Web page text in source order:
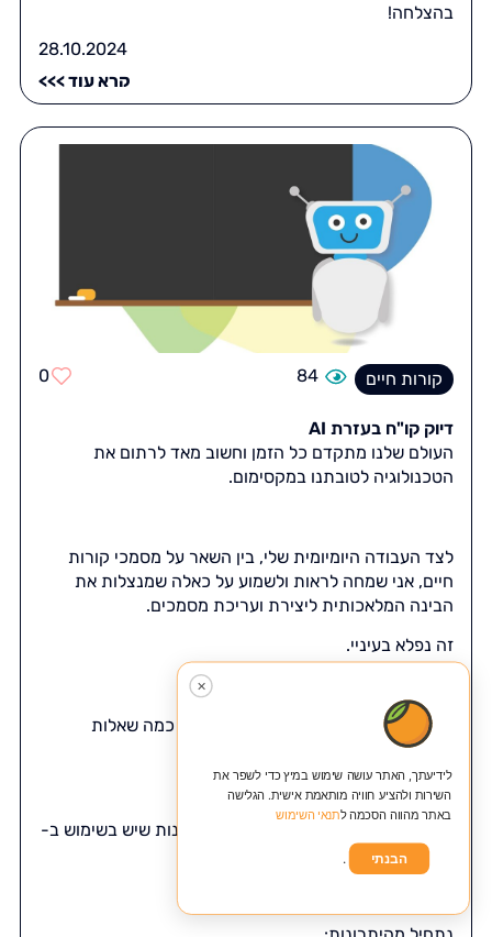
בהצלחה!
28.10.2024
קרא עוד >>>
קורות חיים 84
0
דיוק קו"ח בעזרת AI
העולם שלנו מתקדם כל הזמן וחשוב מאד לרתום את
הטכנולוגיה לטובתנו במקסימום.
לצד העבודה היומיומית שלי, בין השאר על מסמכי קורות
חיים, אני שמחה לראות ולשמוע על כאלה שמנצלות את
הבינה המלאכותית ליצירת ועריכת מסמכים.
זה נפלא בעיניי.
החלטתי לעשות סדר בנושא הזה, לאחר כמה שאלות
שנשאלתי.
אז בואי נראה יחד את היתרונות והחסרונות שיש בשימוש ב-
✕
לידיעתך, האתר עושה שימוש במיץ כדי לשפר את
השירות ולהציע חוויה מותאמת אישית. הגלישה
באתר מהווה הסכמה לתנאי השימוש
הבנתי .